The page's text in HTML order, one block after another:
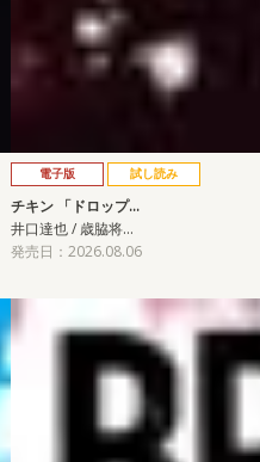
電子版 試し読み
チキン 「ドロップ…
井口達也 / 歳脇将…
発売日：2026.08.06